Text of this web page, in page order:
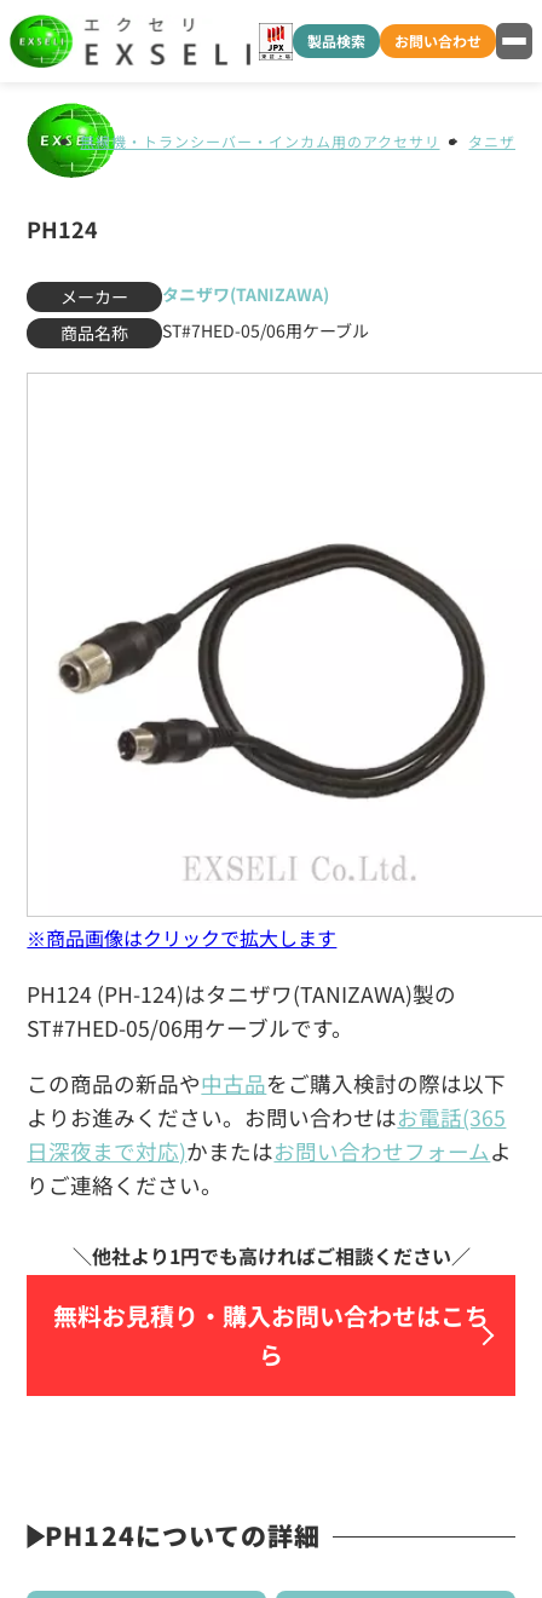
製品検索 お問い合わせ
無線機・トランシーバー・インカム用のアクセサリ タニザワ
PH124
メーカー
タニザワ(TANIZAWA)
商品名称
ST#7HED-05/06用ケーブル
PH124 (PH-124)はタニザワ(TANIZAWA)製の
ST#7HED-05/06用ケーブルです。
この商品の新品や中古品をご購入検討の際は以下
よりお進みください。お問い合わせはお電話(365
日深夜まで対応)かまたはお問い合わせフォームよ
りご連絡ください。
無料お見積り・ 購入お問い合わせはこち
ら
※商品画像はクリックで拡大します
PH124についての詳細